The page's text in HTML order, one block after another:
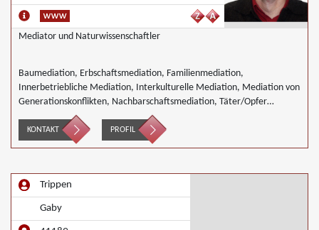
Mediator und Naturwissenschaftler
Baumediation, Erbschaftsmediation, Familienmediation,
Innerbetriebliche Mediation, Interkulturelle Mediation, Mediation von
Generationskonflikten, Nachbarschaftsmediation, Täter/Opfer
KONTAKT PROFIL
Trippen
Gaby